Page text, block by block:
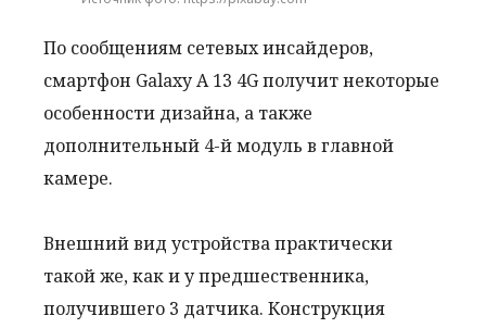
По сообщениям сетевых инсайдеров,
смартфон Galaxy A 13 4G получит некоторые
особенности дизайна, а также
дополнительный 4-й модуль в главной
камере.
Внешний вид устройства практически
такой же, как и у предшественника,
получившего 3 датчика. Конструкция